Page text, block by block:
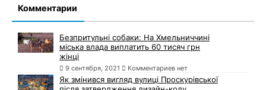
Комментарии
Безпритульні собаки: На Хмельниччині
міська влада виплатить 60 тисяч грн
жінці
9 сентября, 2021 Комментариев нет
Як змінився вигляд вулиці Проскурівської